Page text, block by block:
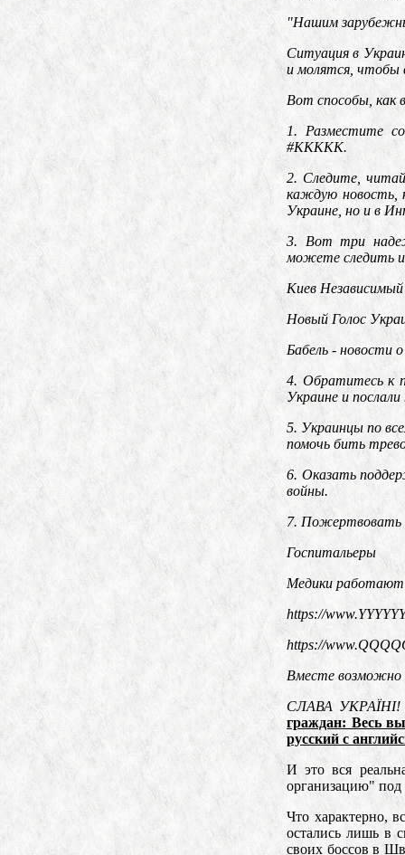
"Нашим
Ситуация в
и молятся, чтобы
Вот способы,
1. Разместите
#ККККК.
2. Следите,
каждую новость,
Украине, но и в
3. Вот три
можете следить
Киев Независимый
Новый Голос
Бабель - новости
4. Обратитесь к
Украине и
5. Украинцы по
помочь бить
6. Оказать
войны.
7. Пожертвовать
Госпитальеры
Медики работают
https://
https://
Вместе возможно
СЛАВА
граждан: Весь
русский с
И это вся
организацию"
Что характерно,
остались лишь в
своих боссов в